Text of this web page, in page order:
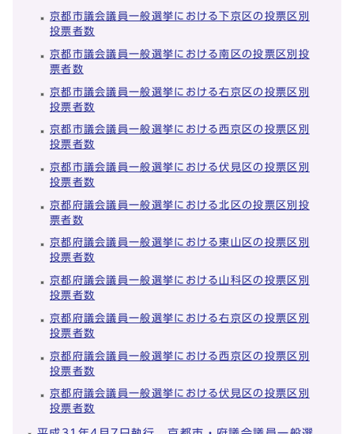
京都市議会議員一般選挙における下京区の投票区別
投票者数
京都市議会議員一般選挙における南区の投票区別投
票者数
京都市議会議員一般選挙における右京区の投票区別
投票者数
京都市議会議員一般選挙における西京区の投票区別
投票者数
京都市議会議員一般選挙における伏見区の投票区別
投票者数
京都府議会議員一般選挙における北区の投票区別投
票者数
京都府議会議員一般選挙における東山区の投票区別
投票者数
京都府議会議員一般選挙における山科区の投票区別
投票者数
京都府議会議員一般選挙における右京区の投票区別
投票者数
京都府議会議員一般選挙における西京区の投票区別
投票者数
京都府議会議員一般選挙における伏見区の投票区別
投票者数